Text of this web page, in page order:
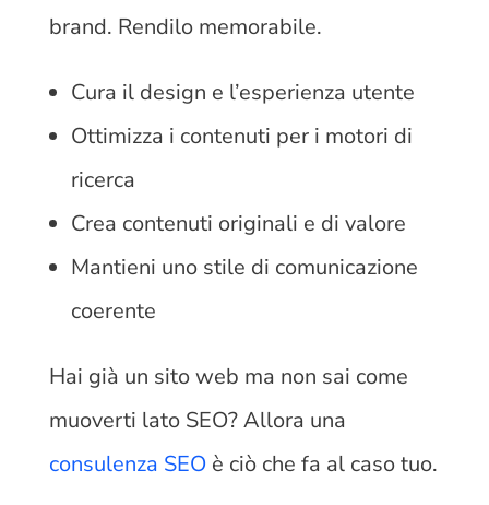
brand. Rendilo memorabile.
Cura il design e l’esperienza utente
Ottimizza i contenuti per i motori di
ricerca
Crea contenuti originali e di valore
Mantieni uno stile di comunicazione
coerente
Hai già un sito web ma non sai come
muoverti lato SEO? Allora una
consulenza SEOè ciò che fa al caso tuo.